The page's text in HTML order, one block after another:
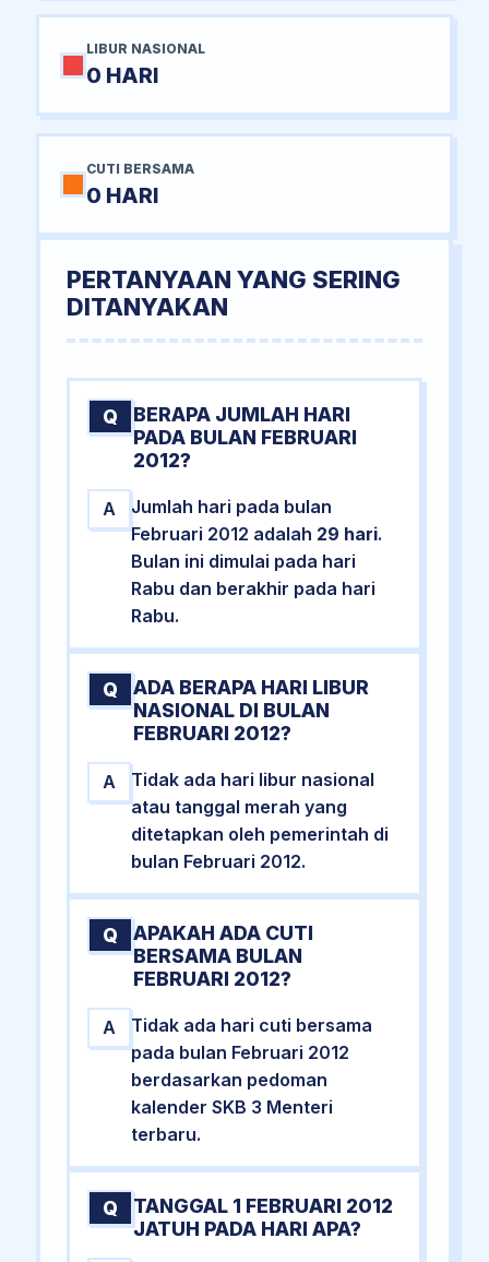
LIBUR NASIONAL
0 HARI
CUTI BERSAMA
0 HARI
PERTANYAAN YANG SERING
DITANYAKAN
Q
BERAPA JUMLAH HARI
PADA BULAN FEBRUARI
2012?
A
Jumlah hari pada bulan
Februari 2012 adalah 29 hari.
Bulan ini dimulai pada hari
Rabu dan berakhir pada hari
Rabu.
Q
ADA BERAPA HARI LIBUR
NASIONAL DI BULAN
FEBRUARI 2012?
A
Tidak ada hari libur nasional
atau tanggal merah yang
ditetapkan oleh pemerintah di
bulan Februari 2012.
Q
APAKAH ADA CUTI
BERSAMA BULAN
FEBRUARI 2012?
A
Tidak ada hari cuti bersama
pada bulan Februari 2012
berdasarkan pedoman
kalender SKB 3 Menteri
terbaru.
Q
TANGGAL 1 FEBRUARI 2012
JATUH PADA HARI APA?